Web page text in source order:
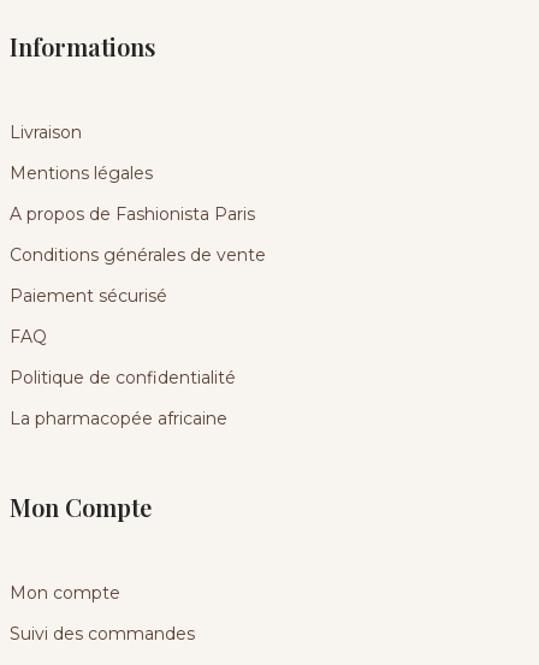
Informations
Livraison
Mentions légales
A propos de Fashionista Paris
Conditions générales de vente
Paiement sécurisé
FAQ
Politique de confidentialité
La pharmacopée africaine
Mon Compte
Mon compte
Suivi des commandes